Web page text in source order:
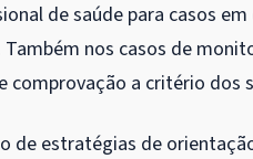
de saúde para casos
nos casos de
comprovação a critério dos
de estratégias de